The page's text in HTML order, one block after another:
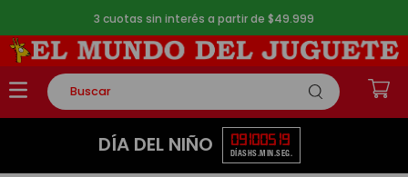
3 cuotas sin interés a partir de $49.999
Buscar
TÉRMINOS MÁS BUSCADOS
DÍA DEL NIÑO 09
DÍAS
10
HS.
05
MIN.
19
SEG.